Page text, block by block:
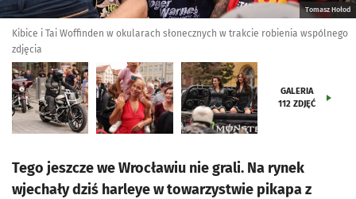
Tomasz Hołod
Kibice i Tai Woffinden w okularach słonecznych w trakcie robienia wspólnego
zdjęcia
GALERIA
112 ZDJĘĆ
Tego jeszcze we Wrocławiu nie grali. Na rynek
wjechały dziś harleye w towarzystwie pikapa z